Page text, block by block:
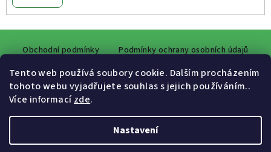
Tento web používá soubory cookie. Dalším procházením
tohoto webu vyjadřujete souhlas s jejich používáním..
Více informacízde.
Nastavení
á
Obchodní podmínky Podmínky ochrany osobních údajů
Facebook